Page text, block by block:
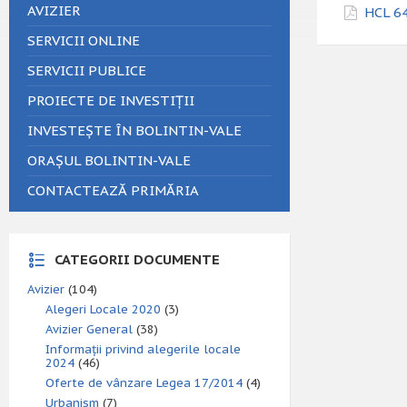
HCL
AVIZIER
SERVICII ONLINE
SERVICII PUBLICE
PROIECTE DE INVESTIȚII
INVESTEȘTE ÎN BOLINTIN-VALE
ORAȘUL BOLINTIN-VALE
CONTACTEAZĂ PRIMĂRIA
CATEGORII DOCUMENTE
Avizier (104)
Alegeri Locale 2020 (3)
Avizier General (38)
Informații privind alegerile locale
2024 (46)
Oferte de vânzare Legea 17/2014 (4)
Urbanism (7)